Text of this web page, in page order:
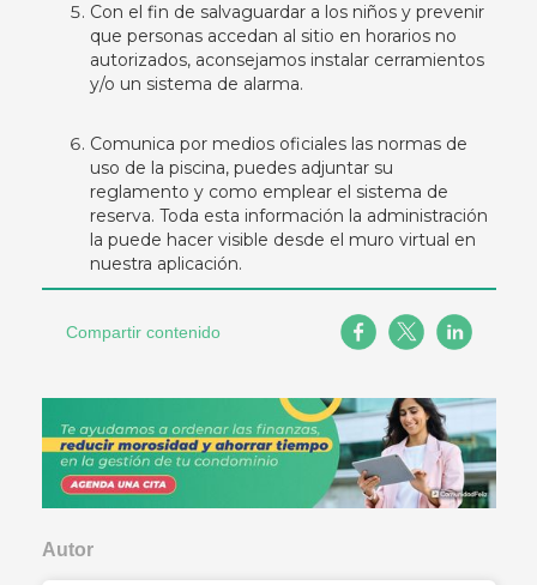
Con el fin de salvaguardar a los niños y prevenir
que personas accedan al sitio en horarios no
autorizados, aconsejamos instalar cerramientos
y/o un sistema de alarma.
Comunica por medios oficiales las normas de
uso de la piscina, puedes adjuntar su
reglamento y como emplear el sistema de
reserva. Toda esta información la administración
la puede hacer visible desde el muro virtual en
nuestra aplicación.
Compartir contenido
Autor